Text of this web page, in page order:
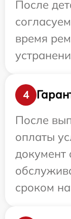
После
время
4
После
оплаты
документ
сроком